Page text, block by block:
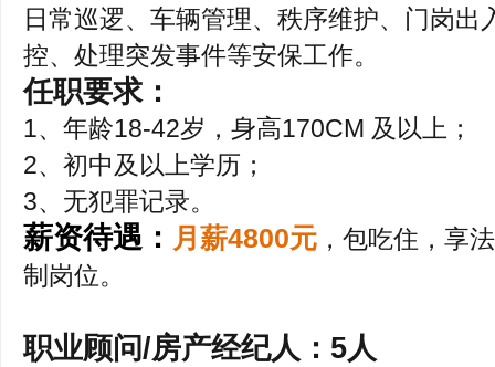
日常巡逻、车辆管理、秩序维护、门岗出
控、处理突发事件等安保工作。
任职要求：
1、年龄18-42岁，身高170CM 及以上；
2、初中及以上学历；
3、无犯罪记录。
薪资待遇： 月薪4800元 ，包吃住，享
制岗位。
职业顾问/房产经纪人：5人